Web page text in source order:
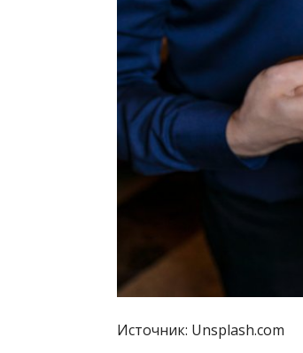
Источник: Unsplash.com